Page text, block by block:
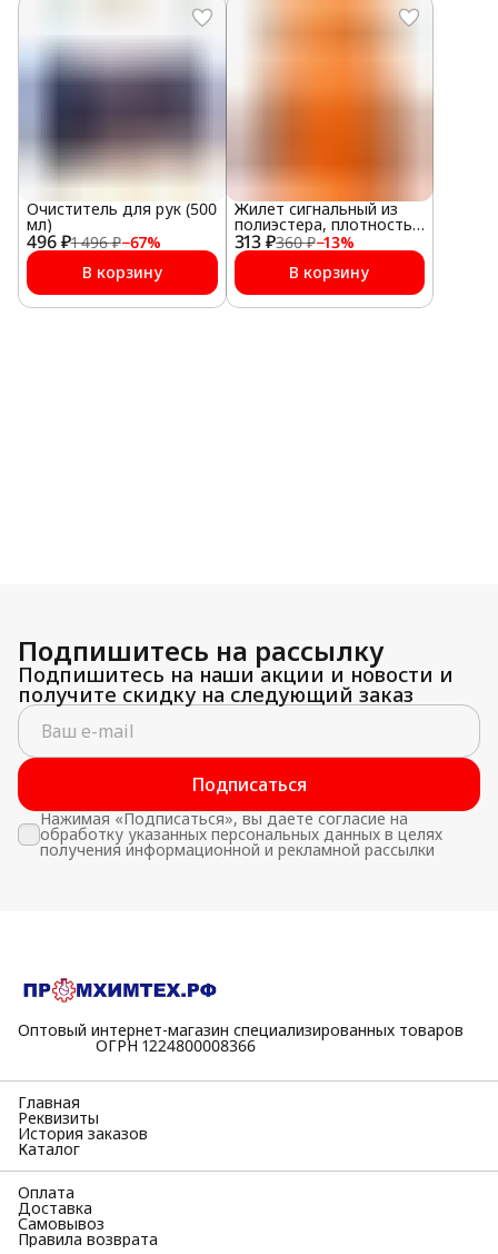
496 ₽1 496 ₽−67%
Очиститель для рук (500
мл)
В корзину
313 ₽360 ₽−13%
Жилет сигнальный из
полиэстера, плотность
100 г/м2, оранжевый
В корзину
Подпишитесь на рассылку
Подпишитесь на наши акции и новости и
получите скидку на следующий заказ
Подписаться
Нажимая «Подписаться», вы даете согласие на
обработку указанных персональных данных в целях
получения информационной и рекламной рассылки
Оптовый интернет-магазин специализированных товаров
⠀⠀⠀⠀⠀⠀⠀ОГРН 1224800008366
Главная
Реквизиты
История заказов
Каталог
Оплата
Доставка
Самовывоз
Правила возврата